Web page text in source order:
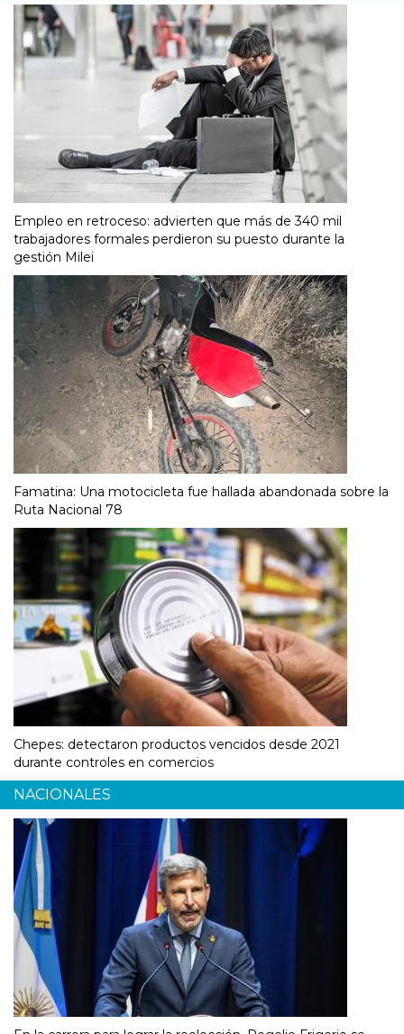
Empleo en retroceso: advierten que más de 340 mil
trabajadores formales perdieron su puesto durante la
gestión Milei
Famatina: Una motocicleta fue hallada abandonada sobre la
Ruta Nacional 78
Chepes: detectaron productos vencidos desde 2021
durante controles en comercios
NACIONALES